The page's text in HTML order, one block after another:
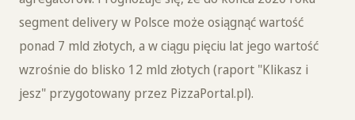
segment delivery w Polsce może osiągnąć wartość
ponad 7 mld złotych, a w ciągu pięciu lat jego wartość
wzrośnie do blisko 12 mld złotych (raport "Klikasz i
jesz" przygotowany przez PizzaPortal.pl).